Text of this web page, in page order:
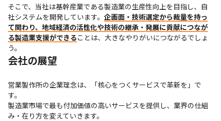
そこで、当社は基幹産業である製造業の生産性向上を目指し、自
社システムを開発しています。 企画面・技術選定から裁量を持っ
て関わり、地域経済の活性化や技術の継承・発展に貢献につなが
る製造業支援ができることは、大きなやりがいにつながるでしょ
う。
会社の展望
営業製作所の企業理念は、「核心をつくサービスで革新を」で
す。
製造業市場で最も付加価値の高いサービスを提供し、業界の仕組
み・在り方を変えていきます。